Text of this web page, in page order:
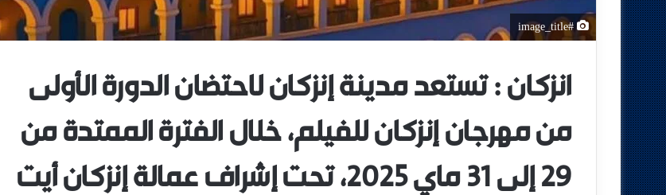
#image_title
انزكان : تستعد مدينة إنزكان لاحتضان الدورة الأولى
من مهرجان إنزكان للفيلم، خلال الفترة الممتدة من
29 إلى 31 ماي 2025، تحت إشراف عمالة إنزكان أيت